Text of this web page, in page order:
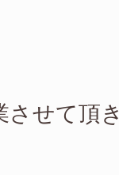
せて頂き